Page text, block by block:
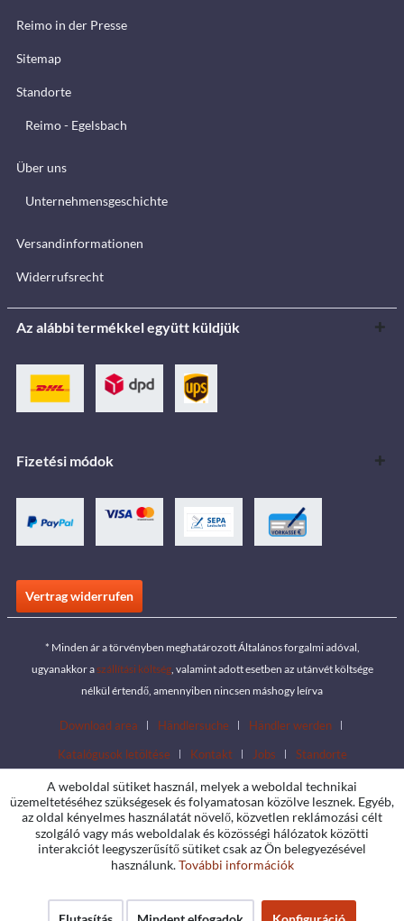
Reimo in der Presse
Sitemap
Standorte
Reimo - Egelsbach
Über uns
Unternehmensgeschichte
Versandinformationen
Widerrufsrecht
Az alábbi termékkel együtt küldjük
Fizetési módok
Vertrag widerrufen
* Minden ár a törvényben meghatározott Általános forgalmi adóval,
ugyanakkor aszállítási költség, valamint adott esetben az utánvét költsége
nélkül értendő, amennyiben nincsen máshogy leírva
Download area Händlersuche
Händler werden
Katalógusok letöltése
Kontakt Jobs Standorte
A weboldal sütiket használ, melyek a weboldal technikai
üzemeltetéséhez szükségesek és folyamatosan közölve lesznek. Egyéb,
az oldal kényelmes használatát növelő, közvetlen reklámozási célt
szolgáló vagy más weboldalak és közösségi hálózatok közötti
interakciót leegyszerűsítő sütiket csak az Ön belegyezésével
használunk.További információk